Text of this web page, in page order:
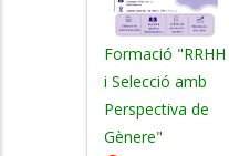
Formació "RRHH
i Selecció amb
Perspectiva de
Gènere"